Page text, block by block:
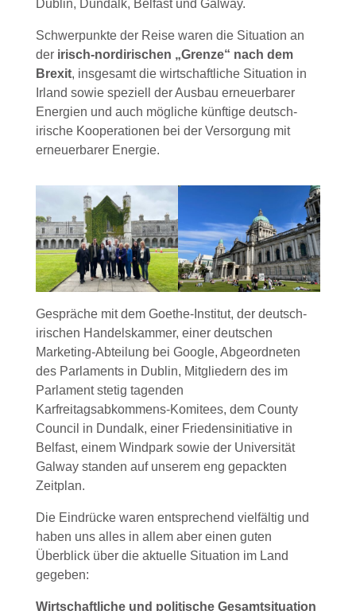
Dublin, Dundalk, Belfast und Galway.
Schwerpunkte der Reise waren die Situation an
deririsch-nordirischen „Grenze“ nach dem
Brexit, insgesamt die wirtschaftliche Situation in
Irland sowie speziell der Ausbau erneuerbarer
Energien und auch mögliche künftige deutsch-
irische Kooperationen bei der Versorgung mit
erneuerbarer Energie.
Gespräche mit dem Goethe-Institut, der deutsch-
irischen Handelskammer, einer deutschen
Marketing-Abteilung bei Google, Abgeordneten
des Parlaments in Dublin, Mitgliedern des im
Parlament stetig tagenden
Karfreitagsabkommens-Komitees, dem County
Council in Dundalk, einer Friedensinitiative in
Belfast, einem Windpark sowie der Universität
Galway standen auf unserem eng gepackten
Zeitplan.
Die Eindrücke waren entsprechend vielfältig und
haben uns alles in allem aber einen guten
Überblick über die aktuelle Situation im Land
gegeben:
Wirtschaftliche und politische Gesamtsituation